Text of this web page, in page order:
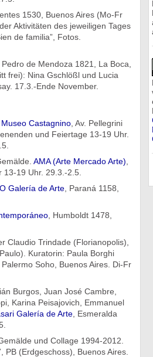
1530, Buenos Aires (Mo-Fr
Aktivitäten des jeweiligen Tages
de familia”, Fotos.
de Mendoza 1821, La Boca,
frei): Nina Gschlößl und Lucia
17.3.-Ende November.
Museo Castagnino, Av. Pellegrini
und Feiertage 13-19 Uhr.
AMA (Arte Mercado Arte)
13-19 Uhr. 29.3.-2.5.
Galería de Arte, Paraná 1158,
, Humboldt 1478,
Claudio Trindade (Florianopolis),
Kuratorin: Paula Borghi
Soho, Buenos Aires. Di-Fr
Burgos, Juan José Cambre,
Karina Peisajovich, Emmanuel
Galería de Arte, Esmeralda
und Collage 1994-2012.
PB (Erdgeschoss), Buenos Aires.